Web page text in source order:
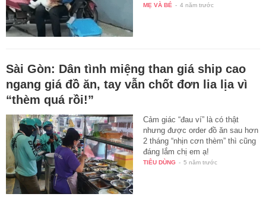
MẸ VÀ BÉ - 4 năm trước
Sài Gòn: Dân tình miệng than giá ship cao
ngang giá đồ ăn, tay vẫn chốt đơn lia lịa vì
“thèm quá rồi!”
Cảm giác “đau ví” là có thật
nhưng được order đồ ăn sau hơn
2 tháng “nhịn cơn thèm” thì cũng
đáng lắm chị em ạ!
TIÊU DÙNG - 5 năm trước